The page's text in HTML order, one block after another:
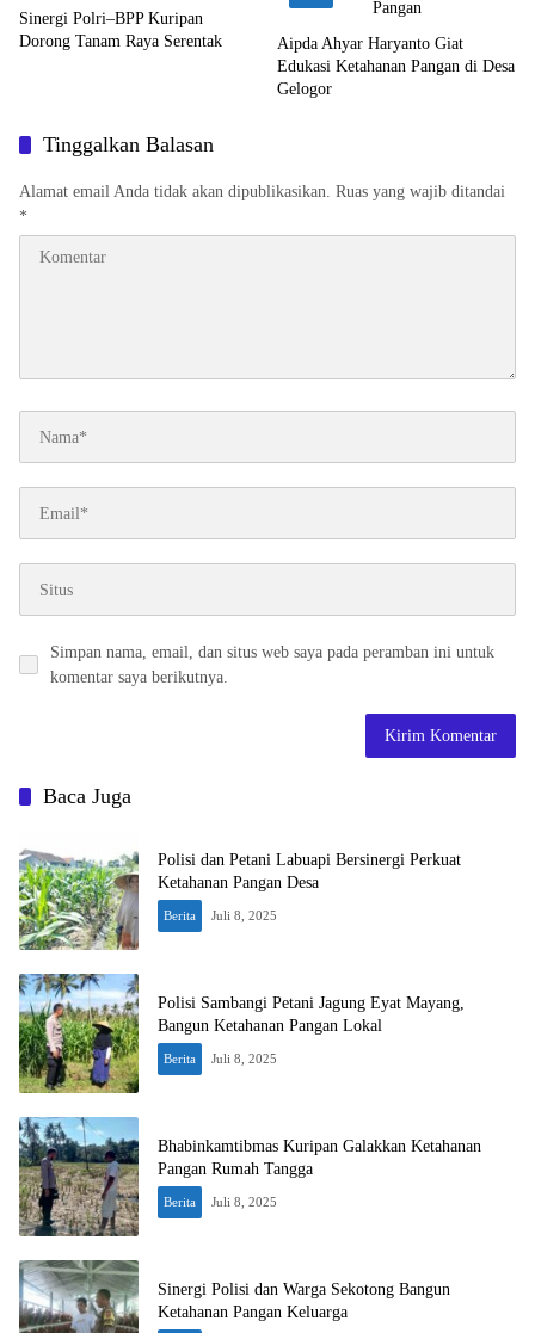
Sinergi Polri–BPP Kuripan
Dorong Tanam Raya Serentak
Aipda Ahyar Haryanto Giat
Edukasi Ketahanan Pangan di Desa
Gelogor
Tinggalkan Balasan
Alamat email Anda tidak akan dipublikasikan. Ruas yang wajib ditandai
*
Simpan nama, email, dan situs web saya pada peramban ini untuk
komentar saya berikutnya.
Baca Juga
Polisi dan Petani Labuapi Bersinergi Perkuat
Ketahanan Pangan Desa
Berita Juli 8, 2025
Polisi Sambangi Petani Jagung Eyat Mayang,
Bangun Ketahanan Pangan Lokal
Berita Juli 8, 2025
Bhabinkamtibmas Kuripan Galakkan Ketahanan
Pangan Rumah Tangga
Berita Juli 8, 2025
Sinergi Polisi dan Warga Sekotong Bangun
Ketahanan Pangan Keluarga